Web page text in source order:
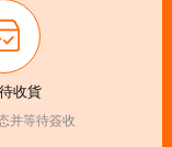
收貨
并等待簽收